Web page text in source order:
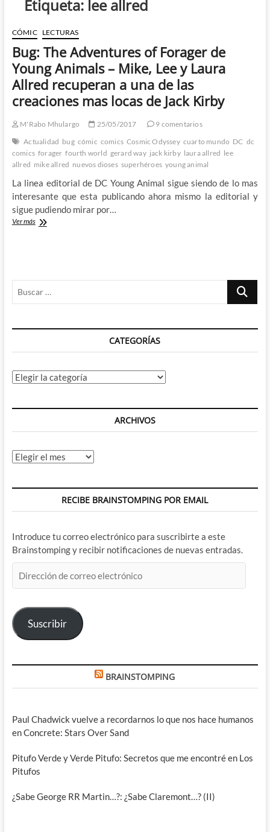
Etiqueta: lee allred
CÓMIC LECTURAS
Bug: The Adventures of Forager de
Young Animals – Mike, Lee y Laura
Allred recuperan a una de las
creaciones mas locas de Jack Kirby
M'Rabo Mhulargo 25/05/2017
9 comentarios
Actualidad bug cómic comics Cosmic Odyssey cuarto mundo DC dc
comics forager fourth world gerard way jack kirby laura allred lee
allred mike allred nuevos dioses superhéroes young animal
La linea editorial de DC Young Animal sigue siendo de lo mas
interesante que esta publicando ahora mismo la editorial y
sigue pudiendo mirar por…
Ver másBug:
Animals
–
Lee
Laura
recuperan
a
locas
de
Buscar
CATEGORÍAS
Categorías
ARCHIVOS
Archivos
RECIBE BRAINSTOMPING POR EMAIL
Introduce tu correo electrónico para suscribirte a este
Brainstomping y recibir notificaciones de nuevas entradas.
de
electrónico
Suscribir
BRAINSTOMPING
Paul Chadwick vuelve a recordarnos lo que nos hace humanos
en Concrete: Stars Over Sand
Pitufo Verde y Verde Pitufo: Secretos que me encontré en Los
Pitufos
¿Sabe George RR Martin…?: ¿Sabe Claremont…? (II)